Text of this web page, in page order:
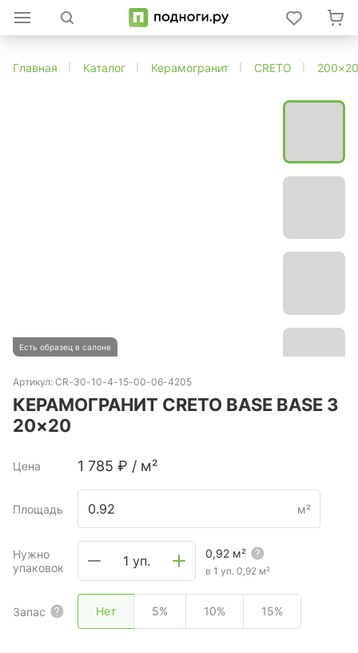
Главная Каталог Керамогранит CRETO
Есть образец в салоне
Артикул: CR-30-10-4-15-00-06-4205
КЕРАМОГРАНИТ CRETO BASE BASE 3
20×20
Цена 1 785 ₽ / м²
Площадь м²
Нужно
упаковок
1 уп. 0,92 м²
в 1 уп. 0,92 м²
Запас Нет 5% 10% 15%